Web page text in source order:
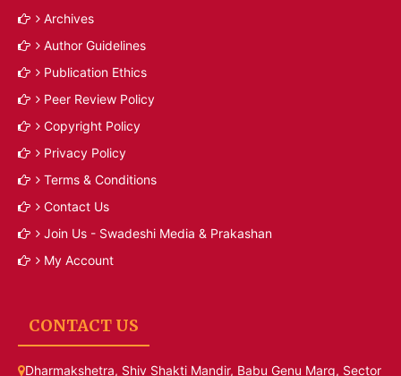
Archives
Author Guidelines
Publication Ethics
Peer Review Policy
Copyright Policy
Privacy Policy
Terms & Conditions
Contact Us
Join Us - Swadeshi Media & Prakashan
My Account
CONTACT US
Dharmakshetra, Shiv Shakti Mandir, Babu Genu Marg, Sector